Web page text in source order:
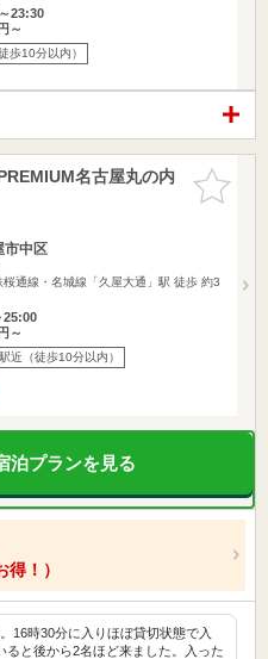
23:30
～
歩10分以内）
お気に入
りに追加
名古屋丸の内
市中区
通線・名城線「久屋大通」駅 徒歩 約3
25:00
～
駅近（徒歩10分以内）
泊プランを見る
！）
16時30分に入りほぼ貸切状態で入
ると後から2名ほど来ました。入った